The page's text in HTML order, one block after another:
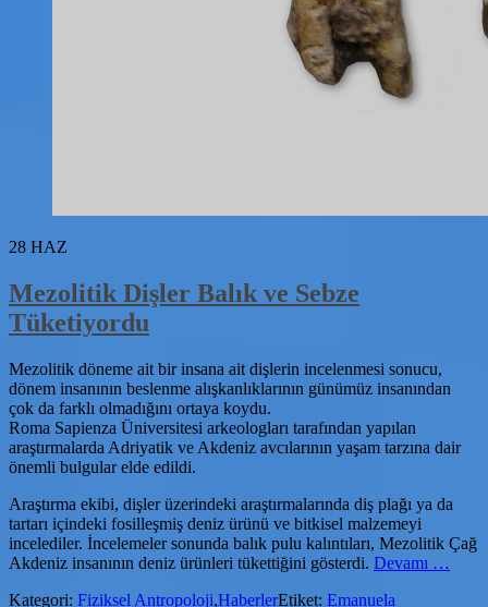
28 HAZ
Mezolitik Dişler Balık ve Sebze
Tüketiyordu
Mezolitik döneme ait bir insana ait dişlerin incelenmesi sonucu,
dönem insanının beslenme alışkanlıklarının günümüz insanından
çok da farklı olmadığını ortaya koydu.
Roma Sapienza Üniversitesi arkeologları tarafından yapılan
araştırmalarda Adriyatik ve Akdeniz avcılarının yaşam tarzına dair
önemli bulgular elde edildi.
Araştırma ekibi, dişler üzerindeki araştırmalarında diş plağı ya da
tartarı içindeki fosilleşmiş deniz ürünü ve bitkisel malzemeyi
incelediler. İncelemeler sonunda balık pulu kalıntıları, Mezolitik Çağ
Akdeniz insanının deniz ürünleri tükettiğini gösterdi. Devamı …
Kategori: Fiziksel Antropoloji,HaberlerEtiket: Emanuela